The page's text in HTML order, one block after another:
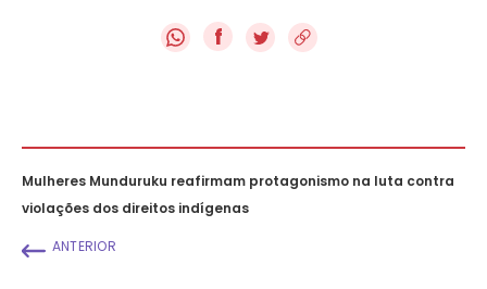
f
Mulheres Munduruku reafirmam protagonismo na luta contra
violações dos direitos indígenas
ANTERIOR